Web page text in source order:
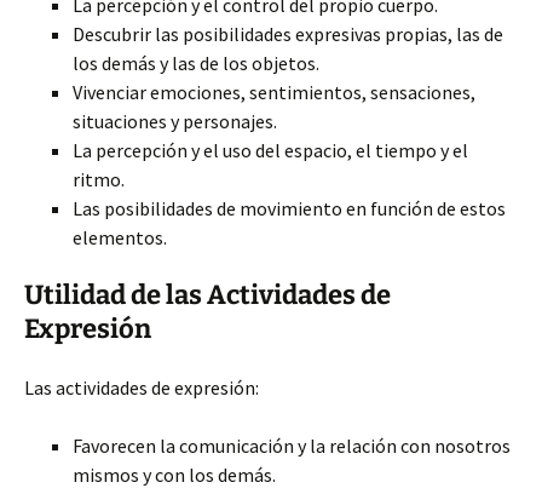
La percepción y el control del propio cuerpo.
Descubrir las posibilidades expresivas propias, las de
los demás y las de los objetos.
Vivenciar emociones, sentimientos, sensaciones,
situaciones y personajes.
La percepción y el uso del espacio, el tiempo y el
ritmo.
Las posibilidades de movimiento en función de estos
elementos.
Utilidad de las Actividades de
Expresión
Las actividades de expresión:
Favorecen la comunicación y la relación con nosotros
mismos y con los demás.